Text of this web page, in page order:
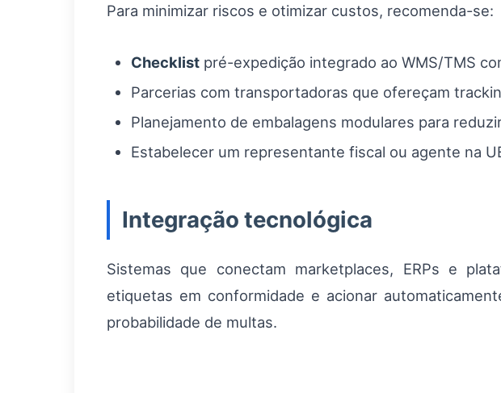
Para minimizar riscos e otimizar custos, recomenda-se:
Checklist pré-expedição integrado ao WMS/TMS
Parcerias com transportadoras que ofereçam
Planejamento de embalagens modulares para
Estabelecer um representante fiscal ou agente na
Integração tecnológica
Sistemas que conectam marketplaces, ERPs e
etiquetas em conformidade e acionar
probabilidade de multas.